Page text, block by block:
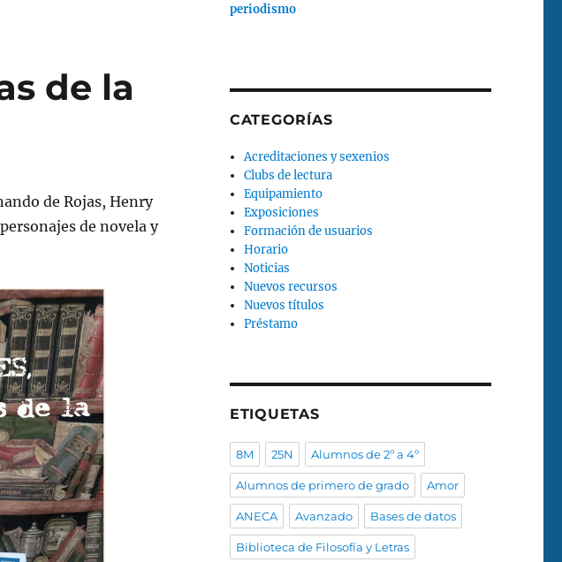
de la
de Rojas, Henry
de novela y
periodismo
CATEGORÍAS
Acreditaciones y sexenios
Clubs de lectura
Equipamiento
Exposiciones
Formación de usuarios
Horario
Noticias
Nuevos recursos
Nuevos títulos
Préstamo
ETIQUETAS
8M 25N Alumnos de 2º a 4º
Alumnos de primero de grado Amor
ANECA Avanzado Bases de datos
Biblioteca de Filosofía y Letras